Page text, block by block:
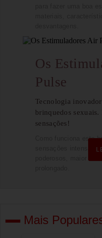
Os
Pulse
Tecnologia
brinquedos sexuais.
sensações!
Como funciona este
sensações intensas,
Mais